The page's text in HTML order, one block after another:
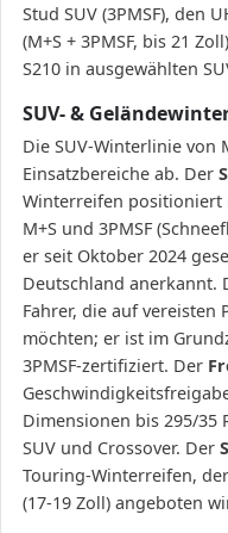
Stud SUV (3PMSF), den
(M+S + 3PMSF, bis 21
S210 in ausgewählten
SUV- &
Die SUV-Winterlinie von
Einsatzbereiche ab. Der
Winterreifen positioniert
M+S und 3PMSF
er seit Oktober 2024
Deutschland anerkannt.
Fahrer, die auf vereisten
möchten; er ist im
3PMSF-zertifiziert. Der
Dimensionen bis 295/35
SUV und Crossover. Der
Touring-Winterreifen,
(17-19 Zoll) angeboten